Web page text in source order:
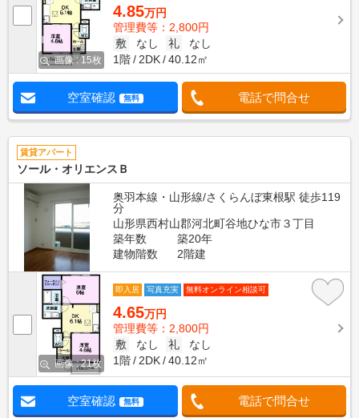
画像 : 15枚
4.85万円
管理費等：2,800円
敷
なし 礼
なし
1階
2DK 40.12㎡
空室確認 無料 電話で問合せ
賃貸アパート
ソール・オリエンスＢ
奥羽本線・山形線/さくらんぼ東根駅 徒歩119
分
山形県西村山郡河北町谷地ひな市３丁目
築年数
築20年
建物階数
2階建
画像 : 21枚
即入居 写真充実 無料オンライン相談可
4.65万円
管理費等：2,800円
敷
なし 礼
なし
1階
2DK 40.12㎡
空室確認 無料 電話で問合せ